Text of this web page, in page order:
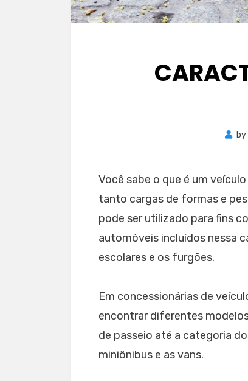
by
Você sabe o que é um
tanto cargas de formas e
pode ser utilizado para fins
automóveis incluídos nessa
escolares e os furgões.
Em concessionárias de
encontrar diferentes
de passeio até a categoria
miniônibus e as vans.